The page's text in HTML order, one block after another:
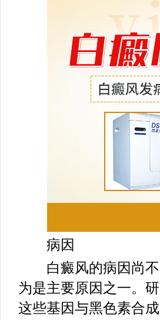
病因
白癜风的病因尚不
为是主要原因之一。
这些基因与黑色素合